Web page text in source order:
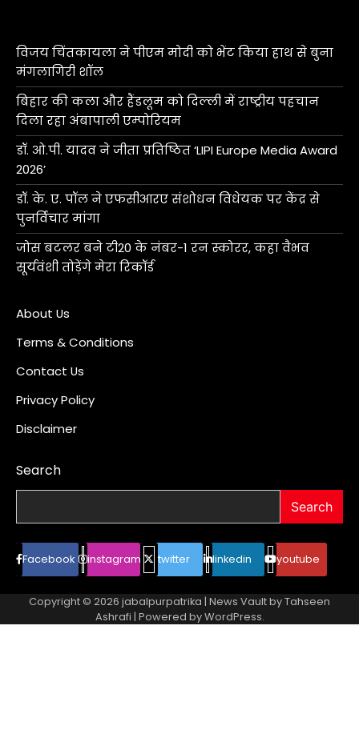
विजय चिंतकायला ने पीएम मोदी को भेंट किया हाथ से बुना
मंगलागिरी शॉल
बिहार की कला और हैंडलूम को दिल्ली में राष्ट्रीय पहचान
दिला रहा अंबापाली एम्पोरियम
डॉ. ओ.पी. यादव ने जीता प्रतिष्ठित ‘LIPI Europe Media Award
2026’
डॉ. के. ए. पॉल ने एफसीआरए संशोधन विधेयक पर केंद्र से
पुनर्विचार मांगा
जोस बटलर बने टी20 के नंबर-1 रन स्कोरर, कहा वैभव
सूर्यवंशी तोड़ेंगे मेरा रिकॉर्ड
About Us
Terms & Conditions
Contact Us
Privacy Policy
Disclaimer
Search
Search
Facebook instagram twitter linkedin youtube
Copyright © 2026 jabalpurpatrika | News Vault byTahseen
Ashrafi | Powered byWordPress.